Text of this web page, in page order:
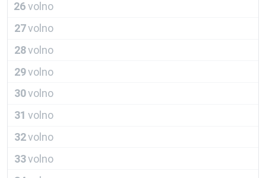
26volno
27volno
28volno
29volno
30volno
31 volno
32volno
33volno